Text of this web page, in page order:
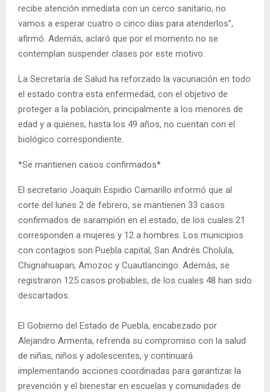
recibe atención inmediata con un cerco sanitario, no
vamos a esperar cuatro o cinco días para atenderlos”,
afirmó. Además, aclaró que por el momento no se
contemplan suspender clases por este motivo.
La Secretaría de Salud ha reforzado la vacunación en todo
el estado contra esta enfermedad, con el objetivo de
proteger a la población, principalmente a los menores de
edad y a quienes, hasta los 49 años, no cuentan con el
biológico correspondiente.
*Se mantienen casos confirmados*
El secretario Joaquín Espidio Camarillo informó que al
corte del lunes 2 de febrero, se mantienen 33 casos
confirmados de sarampión en el estado, de los cuales 21
corresponden a mujeres y 12 a hombres. Los municipios
con contagios son Puebla capital, San Andrés Cholula,
Chignahuapan, Amozoc y Cuautlancingo. Además, se
registraron 125 casos probables, de los cuales 48 han sido
descartados.
El Gobierno del Estado de Puebla, encabezado por
Alejandro Armenta, refrenda su compromiso con la salud
de niñas, niños y adolescentes, y continuará
implementando acciones coordinadas para garantizar la
prevención y el bienestar en escuelas y comunidades de